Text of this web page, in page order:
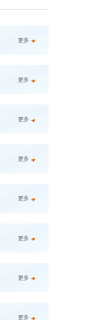
更多
更多
更多
更多
更多
更多
更多
更多